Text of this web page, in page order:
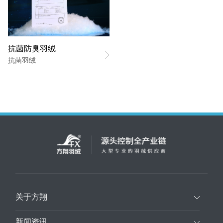
抗菌防臭羽绒
抗菌羽绒
关于方翔